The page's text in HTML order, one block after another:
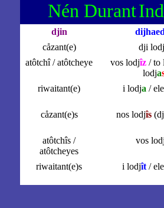
Nén Durant
djin
cåzant(e)
dji lodj
atôtchî / atôtcheye
vos lodjîz / to
lodja
riwaitant(e)
i lodja /
cåzant(e)s nos lodjîs
atôtchîs /
atôtcheyes
vos
riwaitant(e)s i lodjît/